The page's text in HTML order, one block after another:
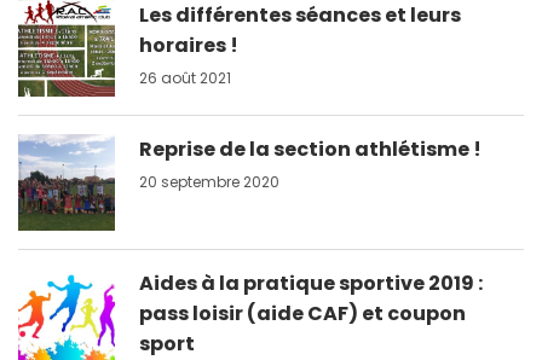
Les différentes séances et leurs
horaires !
26 août 2021
Reprise de la section athlétisme !
20 septembre 2020
Aides à la pratique sportive 2019 :
pass loisir (aide CAF) et coupon
sport